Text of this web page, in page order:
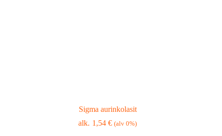
Sigma aurinkolasit
1,54€ (alv 0%)